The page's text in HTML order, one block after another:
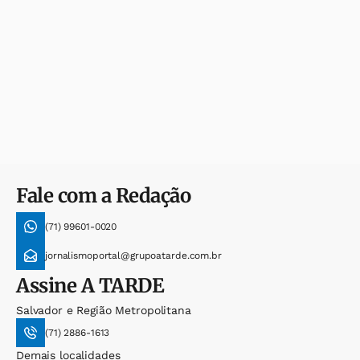
Fale com a Redação
(71) 99601-0020
jornalismoportal@grupoatarde.com.br
AssineA TARDE
Salvador e Região Metropolitana
(71) 2886-1613
Demais localidades